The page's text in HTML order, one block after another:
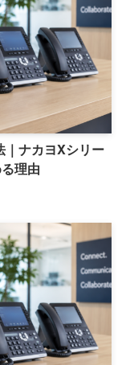
｜ナカヨXシリー
理由